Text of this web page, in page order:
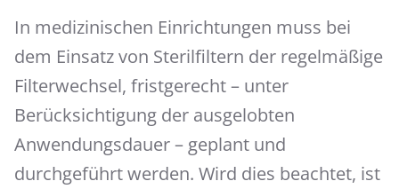
In medizinischen Einrichtungen muss bei
dem Einsatz von Sterilfiltern der regelmäßige
Filterwechsel, fristgerecht – unter
Berücksichtigung der ausgelobten
Anwendungsdauer – geplant und
durchgeführt werden. Wird dies beachtet, ist